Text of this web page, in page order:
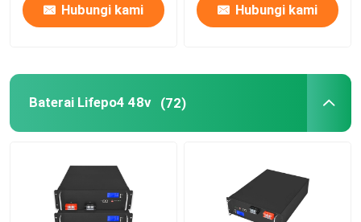
Hubungi kami Hubungi kami
Baterai Lifepo4 48v (72)